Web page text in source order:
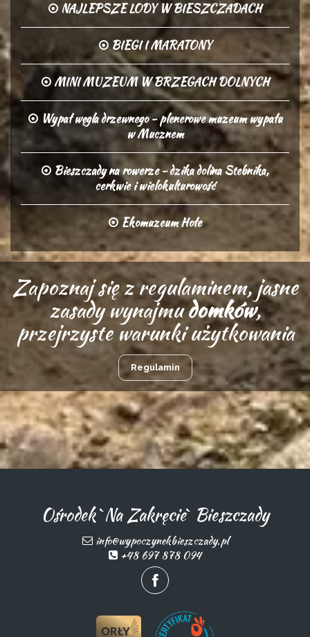
NAJLEPSZE LODY W BIESZCZADACH
BIEGI I MARATONY
MINI MUZEUM W BRZEGACH DOLNYCH
Wypał węgla drzewnego - plenerowe muzeum wypału
w Mucznem
Bieszczady na rowerze - dzika dolina Stebnika,
cerkwie i wielokulturowość
Ekomuzeum Hołe
Zapoznaj się z regulaminem, jasne
zasady wynajmudomków,
przejrzyste warunki użytkowania
Regulamin
Ośrodek `Na Zakręcie` Bieszczady
info@wypoczynekbieszczady.pl
+48 697 878 094